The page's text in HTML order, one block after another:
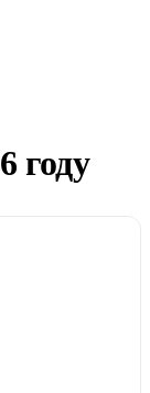
году